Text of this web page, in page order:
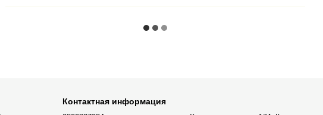
Контактная информация